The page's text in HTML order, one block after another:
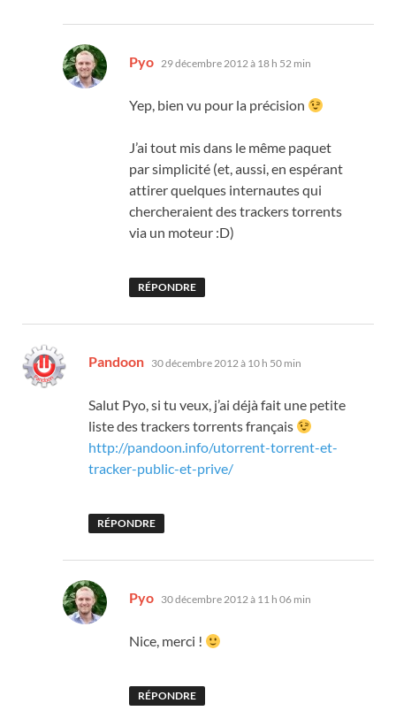
Pyo dit :
29 décembre 2012 à 18 h 52 min
Yep, bien vu pour la précision
J’ai tout mis dans le même paquet
par simplicité (et, aussi, en espérant
attirer quelques internautes qui
chercheraient des trackers torrents
via un moteur :D)
RÉPONDRE
Pandoon dit :
30 décembre 2012 à 10 h 50 min
Salut Pyo, si tu veux, j’ai déjà fait une petite
liste des trackers torrents français
http://pandoon.info/utorrent-torrent-et-
tracker-public-et-prive/
RÉPONDRE
Pyo dit :
30 décembre 2012 à 11 h 06 min
Nice, merci !
RÉPONDRE